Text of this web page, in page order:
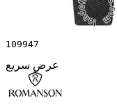
109947
عرض سريع